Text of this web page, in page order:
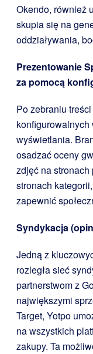
Okendo, również
skupia się na
oddziaływania,
Prezentowanie
za pomocą
Po zebraniu
wyświetlania.
osadzać oceny
zdjęć na stronach
stronach
zapewnić
Syndykacja
Jedną z
rozległa sieć
partnerstwom z
największymi
Target, Yotpo
na wszystkich
zakupy. Ta